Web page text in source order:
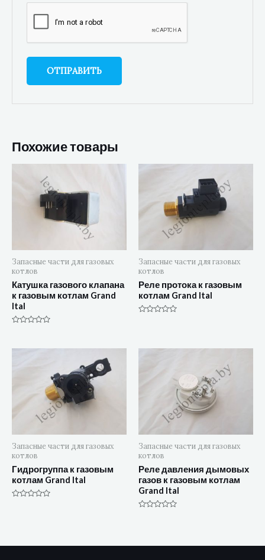
Похожие товары
Запасные части для газовых
котлов
Катушка газового клапана
к газовым котлам Grand
Ital
Запасные части для газовых
котлов
Реле протока к газовым
котлам Grand Ital
Запасные части для газовых
котлов
Гидрогруппа к газовым
котлам Grand Ital
Запасные части для газовых
котлов
Реле давления дымовых
газов к газовым котлам
Grand Ital